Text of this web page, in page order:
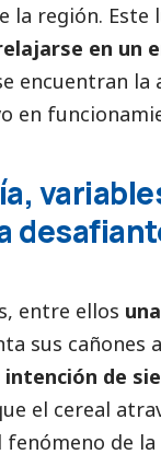
la región.
en un
encuentran la
en
entre ellos
sus cañones
de
el cereal
de